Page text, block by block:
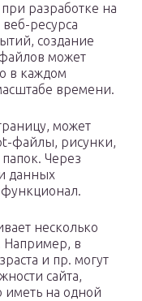
разработке на
ресурса
создание
может
в каждом
времени.
может
файлы, рисунки,
Через
данных
несколько
Например, в
и пр. могут
сайта,
иметь на одной